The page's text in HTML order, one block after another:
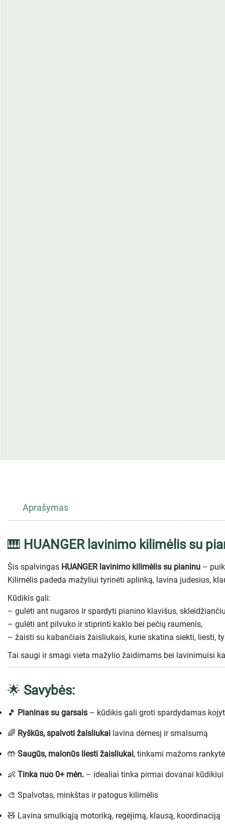
Aprašymas
🎹 HUANGER lavinimo kilimėlis su
Šis spalvingas HUANGER lavinimo kilimėlis su pianinu –
Kilimėlis padeda mažyliui tyrinėti aplinką, lavina judesius,
Kūdikis gali:
– gulėti ant nugaros ir spardyti pianino klavišus,
– gulėti ant pilvuko ir stiprinti kaklo bei pečių raumenis,
– žaisti su kabančiais žaisliukais, kurie skatina siekti, liesti,
Tai saugi ir smagi vieta mažylio žaidimams bei lavinimuisi
🌟 Savybės:
🎵 Pianinas su garsais – kūdikis gali groti spardydamas
🌈 Ryškūs, spalvoti žaisliukai lavina dėmesį ir smalsumą
🤲 Saugūs, malonūs liesti žaisliukai, tinkami mažoms
👶 Tinka nuo 0+ mėn. – idealiai tinka pirmai dovanai kūdikiui
🎨 Spalvotas, minkštas ir patogus kilimėlis
🧸 Lavina smulkiąją motoriką, regėjimą, klausą, koordinaciją